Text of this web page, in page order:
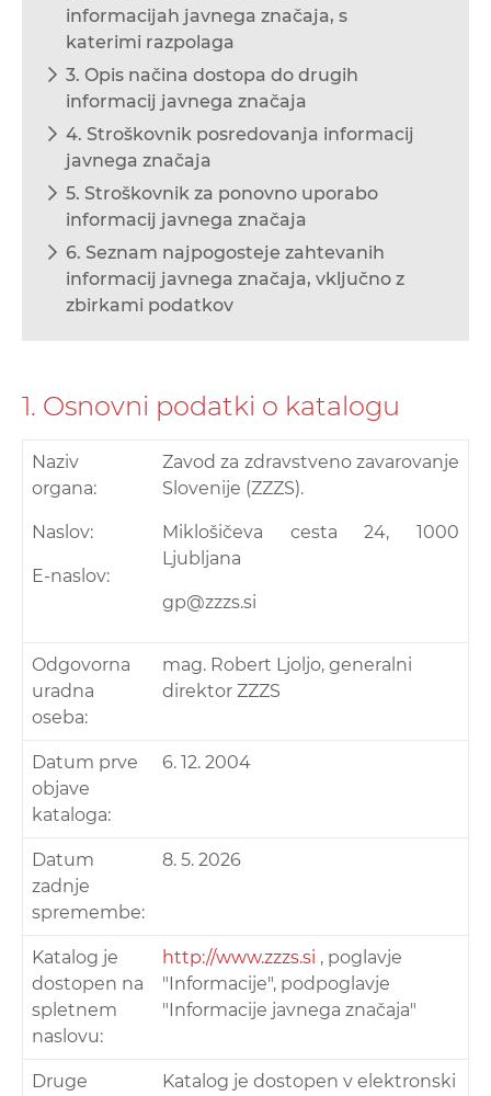
informacijah javnega značaja, s
katerimi razpolaga
3. Opis načina dostopa do drugih
informacij javnega značaja
4. Stroškovnik posredovanja informacij
javnega značaja
5. Stroškovnik za ponovno uporabo
informacij javnega značaja
6. Seznam najpogosteje zahtevanih
informacij javnega značaja, vključno z
zbirkami podatkov
1. Osnovni podatki o katalogu
Naziv
organa:
Naslov:
E-naslov:
Zavod za zdravstveno zavarovanje
Slovenije (ZZZS).
Miklošičeva cesta 24, 1000
Ljubljana
gp@zzzs.si
Odgovorna
uradna
oseba:
mag. Robert Ljoljo, generalni
direktor ZZZS
Datum prve
objave
kataloga:
6. 12. 2004
Datum
zadnje
spremembe:
8. 5. 2026
Katalog je
dostopen na
spletnem
naslovu:
http://www.zzzs.si , poglavje
"Informacije", podpoglavje
"Informacije javnega značaja"
Druge
Katalog je dostopen v elektronski